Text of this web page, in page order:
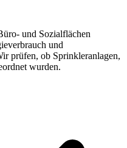
und Sozialflächen
und
prüfen, ob Sprinkleranlagen,
wurden.